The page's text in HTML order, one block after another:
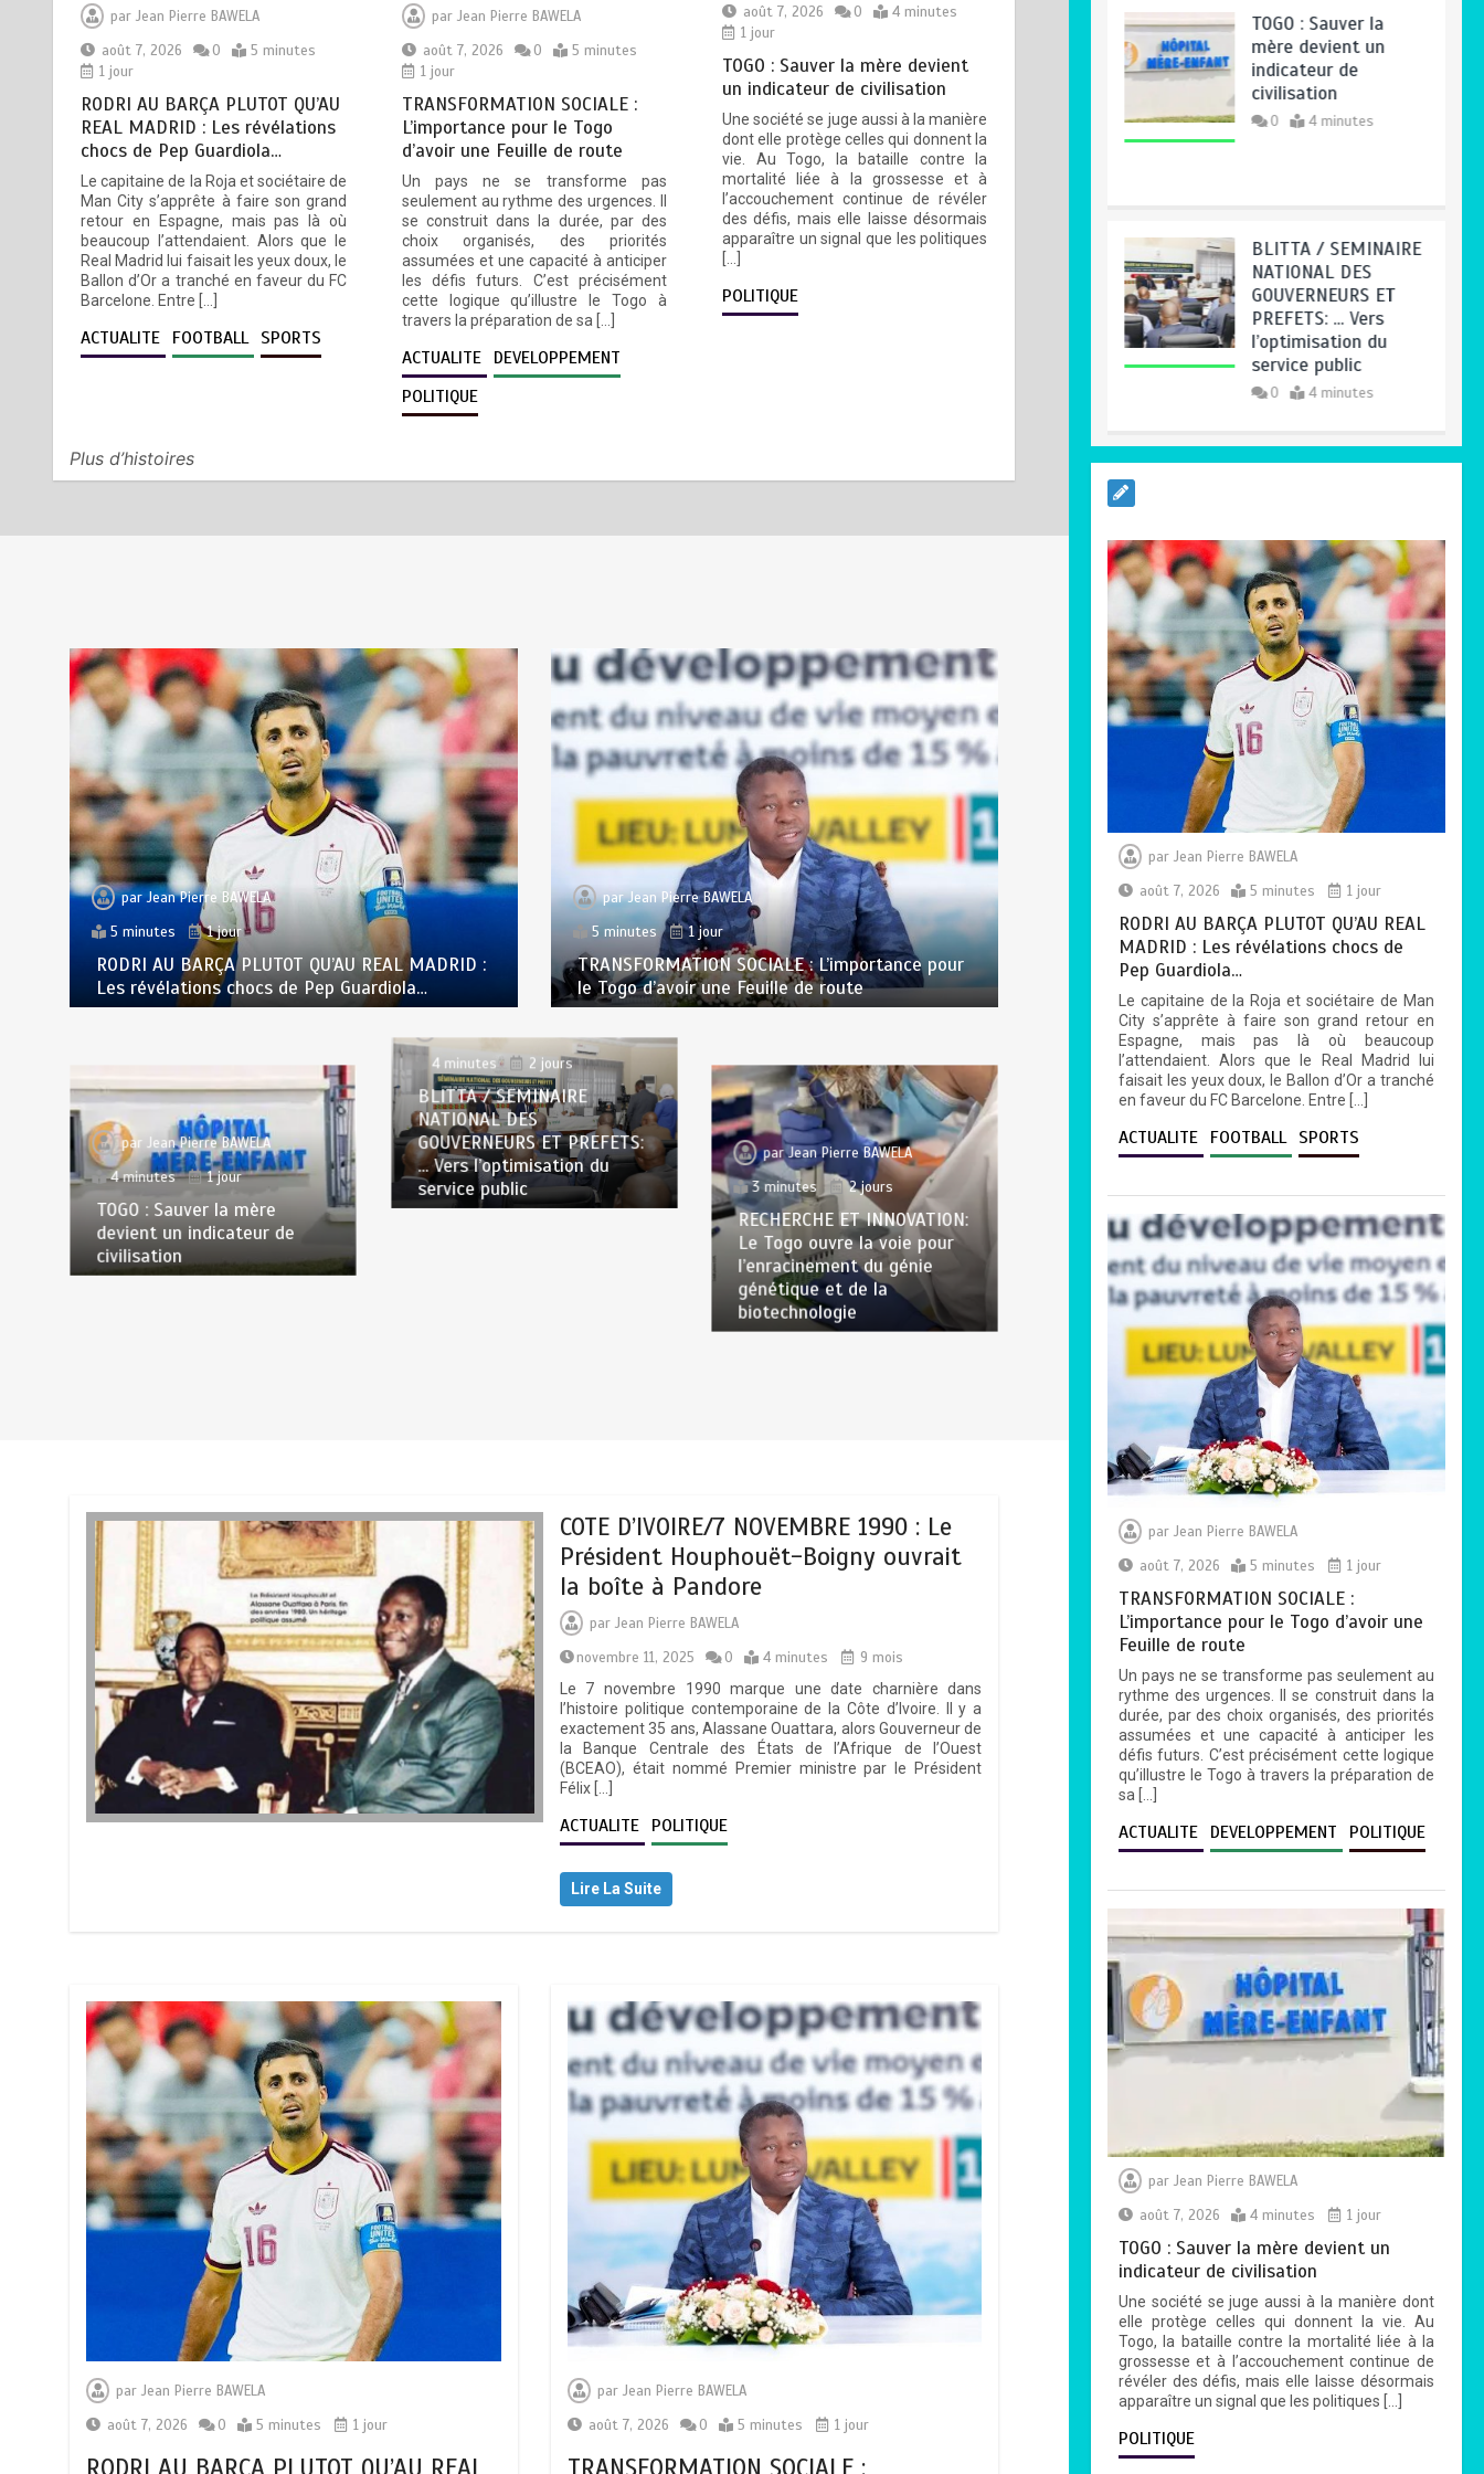
3
TOGO : Sauver la mère devient
un indicateur de civilisation
août 7, 2026 4 minutes 1 jour
4
BLITTA / SEMINAIRE
NATIONAL DES GOUVERNEURS
ET PREFETS: … Vers
l’optimisation du service public
août 6, 2026 4 minutes 2 jours
5
RECHERCHE ET INNOVATION: Le
Togo ouvre la voie pour
août 6, 2026
parJean Pierre BAWELA
août 7, 2026
0
5 minutes
1 jour
RODRI AU BARÇA PLUTOT QU’AU
REAL MADRID : Les révélations
chocs de Pep Guardiola…
Le capitaine de la Roja et sociétaire de
Man City s’apprête à faire son grand
retour en Espagne, mais pas là où
beaucoup l’attendaient. Alors que le
Real Madrid lui faisait les yeux doux, le
Ballon d’Or a tranché en faveur du FC
Barcelone. Entre […]
ACTUALITE FOOTBALL SPORTS
par Jean Pierre BAWELA
août 7, 2026
0
5 minutes
1 jour
TRANSFORMATION SOCIALE :
L’importance pour le Togo
d’avoir une Feuille de route
Un pays ne se transforme pas
seulement au rythme des urgences. Il
se construit dans la durée, par des
choix organisés, des priorités
assumées et une capacité à anticiper
les défis futurs. C’est précisément
cette logique qu’illustre le Togo à
travers la préparation de sa […]
ACTUALITE DEVELOPPEMENT
POLITIQUE
août 7, 2026
0
4 minutes
1 jour
TOGO : Sauver la mère devient
un indicateur de civilisation
Une société se juge aussi à la manière
dont elle protège celles qui donnent la
vie. Au Togo, la bataille contre la
mortalité liée à la grossesse et à
l’accouchement continue de révéler
des défis, mais elle laisse désormais
apparaître un signal que les politiques
POLITIQUE
Plus d’histoires
parJean Pierre BAWELA
5 minutes
1 jour
RODRI AU BARÇA PLUTOT QU’AU REAL MADRID :
Les révélations chocs de Pep Guardiola…
parJean Pierre BAWELA
5 minutes
1 jour
TRANSFORMATION SOCIALE : L’importance pour
le Togo d’avoir une Feuille de route
parJean Pierre BAWELA
4 minutes
1 jour
TOGO : Sauver la mère
devient un indicateur de
civilisation
4 minutes
2 jours
BLITTA / SEMINAIRE
NATIONAL DES
GOUVERNEURS ET PREFETS:
… Vers l’optimisation du
service public
parJean Pierre BAWELA
3 minutes
2 jours
RECHERCHE ET INNOVATION:
Le Togo ouvre la voie pour
l’enracinement du génie
génétique et de la
biotechnologie
COTE D’IVOIRE/7 NOVEMBRE 1990 : Le
Président Houphouët-Boigny ouvrait
la boîte à Pandore
par Jean Pierre BAWELA
novembre 11, 2025
0 4 minutes
9 mois
Le 7 novembre 1990 marque une date charnière dans
l’histoire politique contemporaine de la Côte d’Ivoire. Il y a
exactement 35 ans, Alassane Ouattara, alors Gouverneur de
la Banque Centrale des États de l’Afrique de l’Ouest
(BCEAO), était nommé Premier ministre par le Président
Félix […]
ACTUALITE POLITIQUE
Lire La Suite
parJean Pierre BAWELA
août 7, 2026
0 5 minutes 1 jour
RODRI AU BARÇA PLUTOT QU’AU REAL
par Jean Pierre BAWELA
août 7, 2026
0 5 minutes 1 jour
TRANSFORMATION SOCIALE :
BLITTA / SEMINAIRE
NATIONAL DES
GOUVERNEURS ET
PREFETS: … Vers
l’optimisation du
RODRI AU BARÇA
PLUTOT QU’AU REAL
MADRID : Les
révélations chocs de
Pep Guardiola…
0 5 minutes
Togo d’avoir une
Feuille de route
0 5 minutes
TOGO : Sauver la
mère devient un
indicateur de
civilisation
4 minutes
par Jean Pierre BAWELA
août 7, 2026
5 minutes 1 jour
RODRI AU BARÇA PLUTOT QU’AU REAL
MADRID : Les révélations chocs de
Pep Guardiola…
Le capitaine de la Roja et sociétaire de Man
City s’apprête à faire son grand retour en
Espagne, mais pas là où beaucoup
l’attendaient. Alors que le Real Madrid lui
faisait les yeux doux, le Ballon d’Or a tranché
en faveur du FC Barcelone. Entre […]
ACTUALITE FOOTBALL SPORTS
par Jean Pierre BAWELA
août 7, 2026
5 minutes 1 jour
TRANSFORMATION SOCIALE :
L’importance pour le Togo d’avoir une
Feuille de route
Un pays ne se transforme pas seulement au
rythme des urgences. Il se construit dans la
durée, par des choix organisés, des priorités
assumées et une capacité à anticiper les
défis futurs. C’est précisément cette logique
qu’illustre le Togo à travers la préparation de
sa […]
ACTUALITE DEVELOPPEMENT POLITIQUE
par Jean Pierre BAWELA
août 7, 2026
4 minutes 1 jour
TOGO : Sauver la mère devient un
indicateur de civilisation
Une société se juge aussi à la manière dont
elle protège celles qui donnent la vie. Au
Togo, la bataille contre la mortalité liée à la
grossesse et à l’accouchement continue de
révéler des défis, mais elle laisse désormais
apparaître un signal que les politiques […]
POLITIQUE